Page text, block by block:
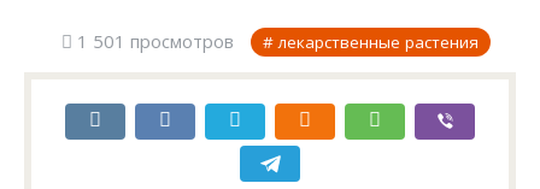
1 501 просмотров лекарственные растения